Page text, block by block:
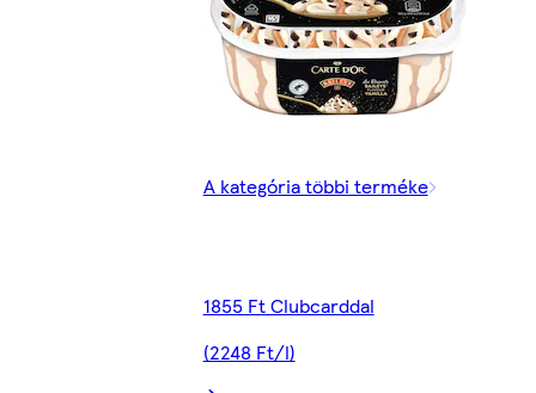
A kategória többi terméke
1855 Ft Clubcarddal
(2248 Ft/l)